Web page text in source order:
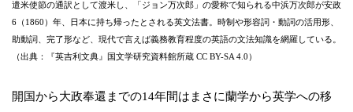
遣米使節の通訳として渡米し、「ジョン万次郎」の愛称で知られる中浜万次郎が安政
6（1860）年、日本に持ち帰ったとされる英文法書。時制や形容詞・動詞の活用形、
助動詞、完了形など、現代で言えば義務教育程度の英語の文法知識を網羅している。
（出典：『英吉利文典』国文学研究資料館所蔵 CC BY-SA 4.0）
開国から大政奉還までの14年間はまさに蘭学から英学への移